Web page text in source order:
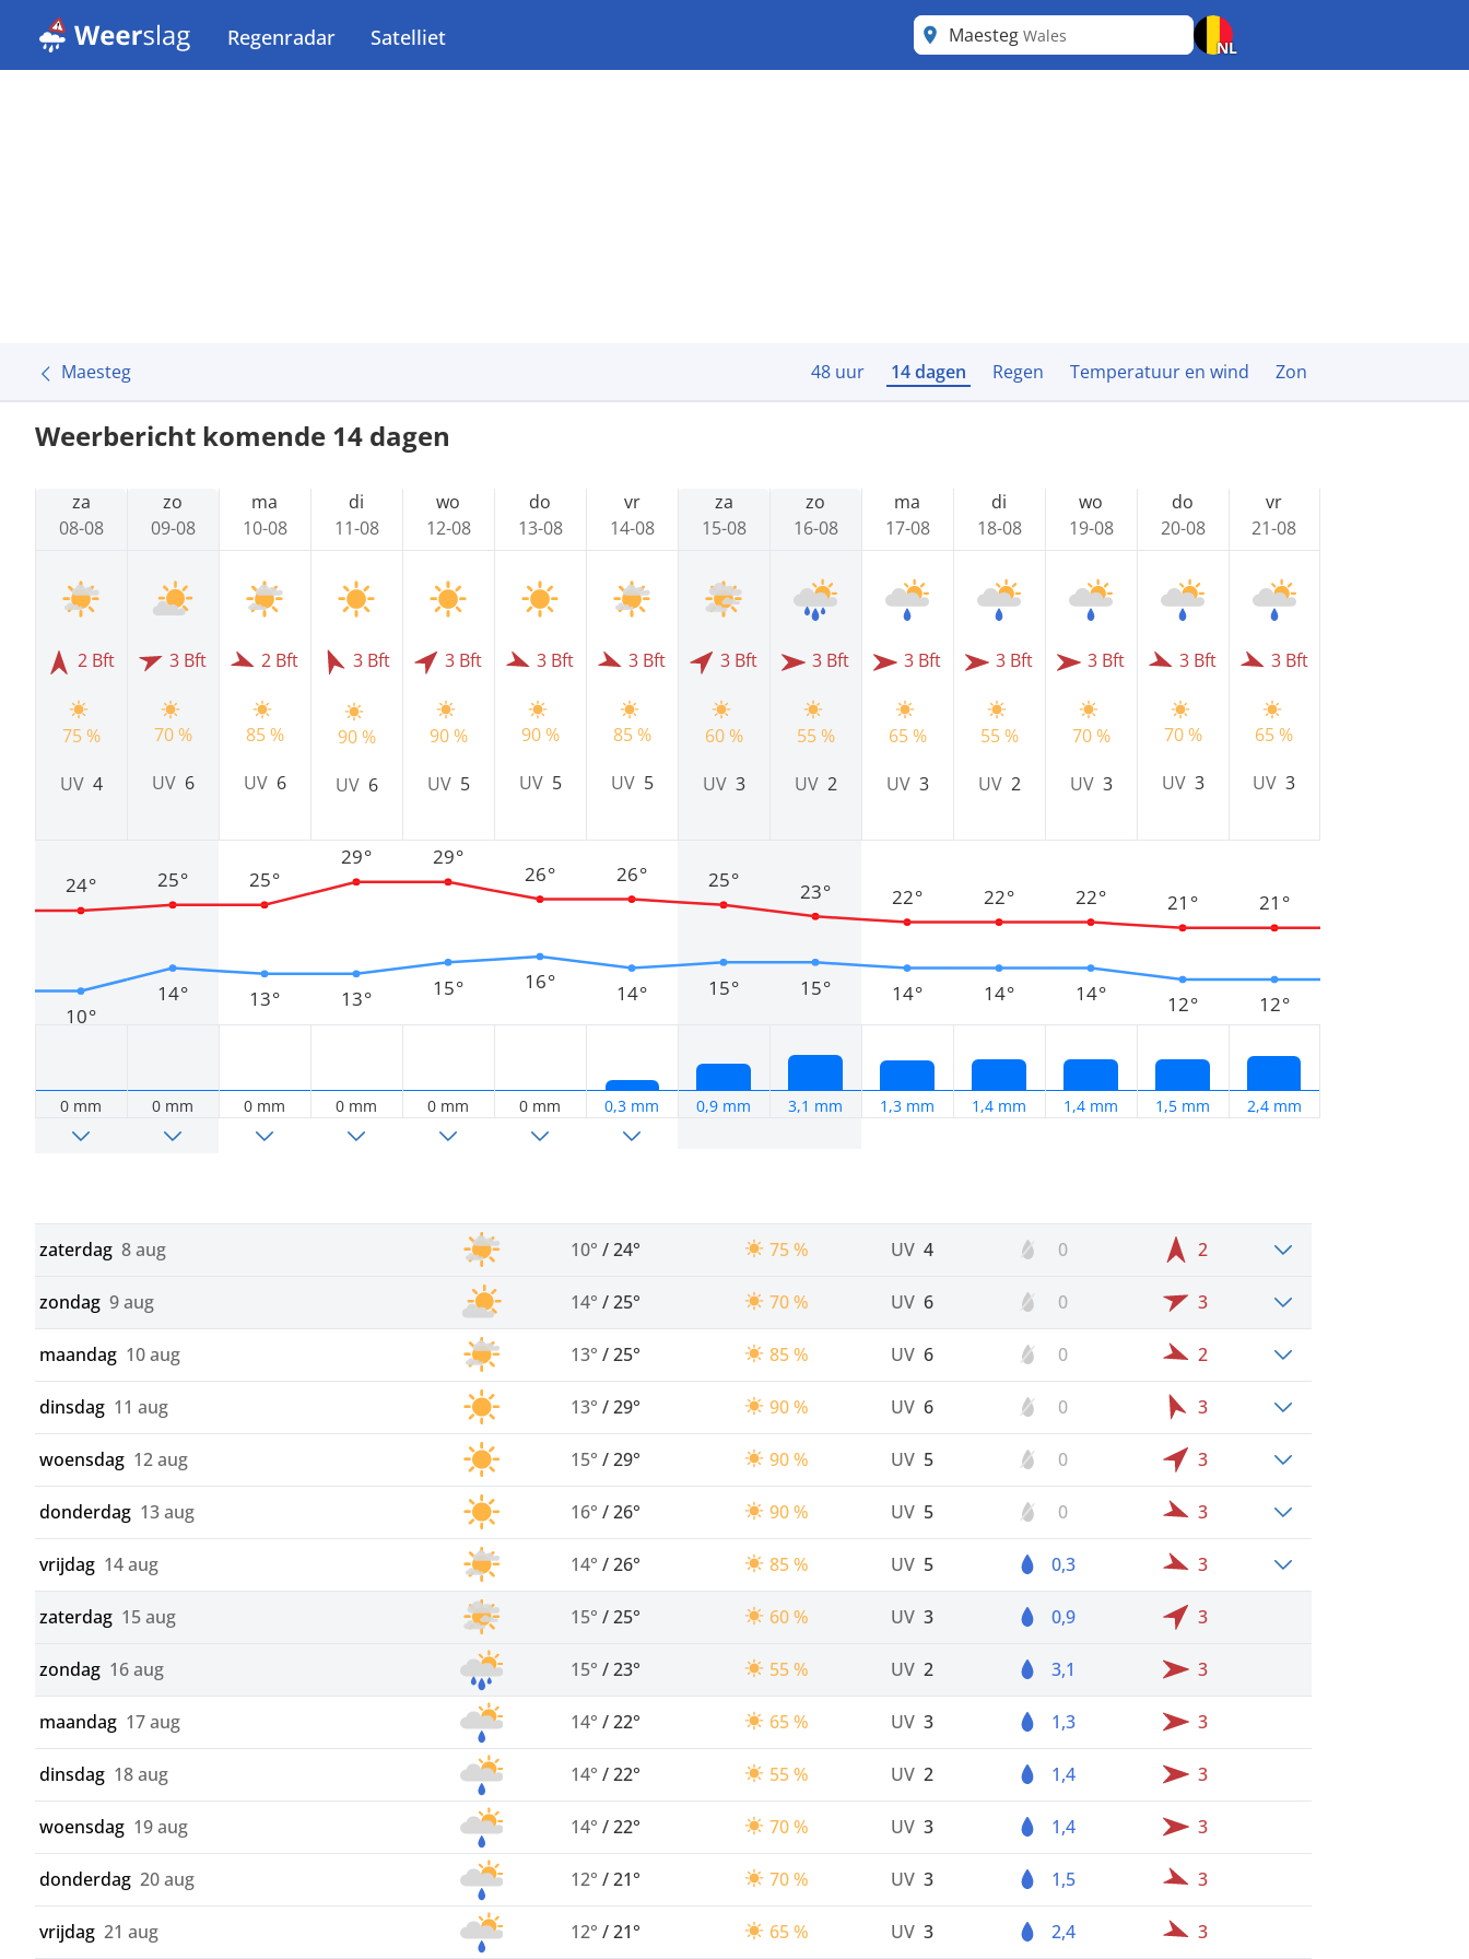
Regenradar Satelliet Maesteg Wales
NL
Maesteg 48 uur 14 dagen Regen Temperatuur en wind Zon
Weerbericht komende 14 dagen
za
08-08
2 Bft
75 %
UV 4
10°
24°
0 mm
zo
09-08
3 Bft
70 %
UV 6
14°
25°
0 mm
ma
10-08
2 Bft
85 %
UV 6
13°
25°
0 mm
di
11-08
3 Bft
90 %
UV 6
13°
29°
0 mm
wo
12-08
3 Bft
90 %
UV 5
15°
29°
0 mm
do
13-08
3 Bft
90 %
UV 5
16°
26°
0 mm
vr
14-08
3 Bft
85 %
UV 5
14°
26°
0,3 mm
za
15-08
3 Bft
60 %
UV 3
15°
25°
0,9 mm
zo
16-08
3 Bft
55 %
UV 2
15°
23°
3,1 mm
ma
17-08
3 Bft
65 %
UV 3
14°
22°
1,3 mm
di
18-08
3 Bft
55 %
UV 2
14°
22°
1,4 mm
wo
19-08
3 Bft
70 %
UV 3
14°
22°
1,4 mm
do
20-08
3 Bft
70 %
UV 3
12°
21°
1,5 mm
vr
21-08
3 Bft
65 %
UV3
12°
21°
2,4 mm
zaterdag 8 aug 10° /24° 75 % UV 4 0 2
zondag 9 aug 14° /25° 70 % UV 6 0 3
maandag 10 aug 13° /25° 85 % UV 6 0 2
dinsdag 11 aug 13° /29° 90 % UV 6 0 3
woensdag 12 aug 15° /29° 90 % UV 5 0 3
donderdag 13 aug 16° /26° 90 % UV 5 0 3
vrijdag 14 aug 14° /26° 85 % UV 5 0,3 3
zaterdag 15 aug 15° /25° 60 % UV 3 0,9 3
zondag 16 aug 15° /23° 55 % UV 2 3,1 3
maandag 17 aug 14° /22° 65 % UV 3 1,3 3
dinsdag 18 aug 14° /22° 55 % UV 2 1,4 3
woensdag 19 aug 14° /22° 70 % UV 3 1,4 3
donderdag 20 aug 12° /21° 70 % UV 3 1,5 3
vrijdag 21 aug 12° /21° 65 % UV 3 2,4 3